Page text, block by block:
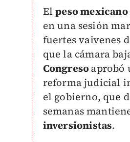
Elpeso mexicano
en una sesión
fuertes vaivenes
que la cámara
Congresoaprobó
reforma judicial
el gobierno, que
semanas
inversionistas.